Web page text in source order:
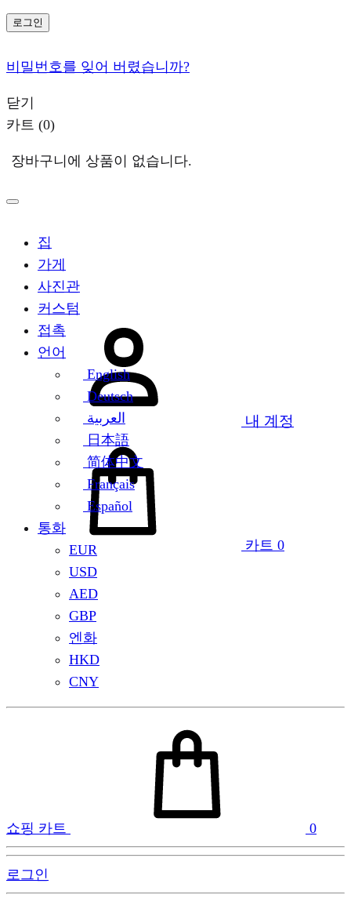
로그인
비밀번호를 잊어 버렸습니까?
닫기
카트 (0)
장바구니에 상품이 없습니다.
내 계정
카트 0
집
가게
사진관
커스텀
접촉
언어
English
Deutsch
العربية
日本語
简体中文
Français
Español
통화
EUR
USD
AED
GBP
엔화
HKD
CNY
쇼핑 카트 0
로그인